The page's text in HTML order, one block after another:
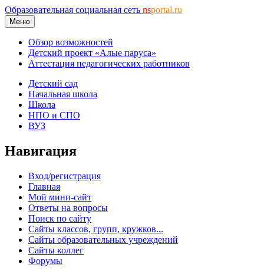
Образовательная социальная сеть nsportal.ru
Меню
Обзор возможностей
Детский проект «Алые паруса»
Аттестация педагогических работников
Детский сад
Начальная школа
Школа
НПО и СПО
ВУЗ
Навигация
Вход/регистрация
Главная
Мой мини-сайт
Ответы на вопросы
Поиск по сайту
Сайты классов, групп, кружков...
Сайты образовательных учреждений
Сайты коллег
Форумы